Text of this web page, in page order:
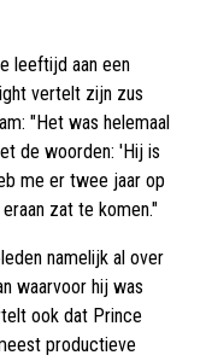
leeftijd aan een
vertelt zijn zus
"Het was helemaal
de woorden: 'Hij is
me er twee jaar op
zat te komen."
namelijk al over
waarvoor hij was
ook dat Prince
productieve